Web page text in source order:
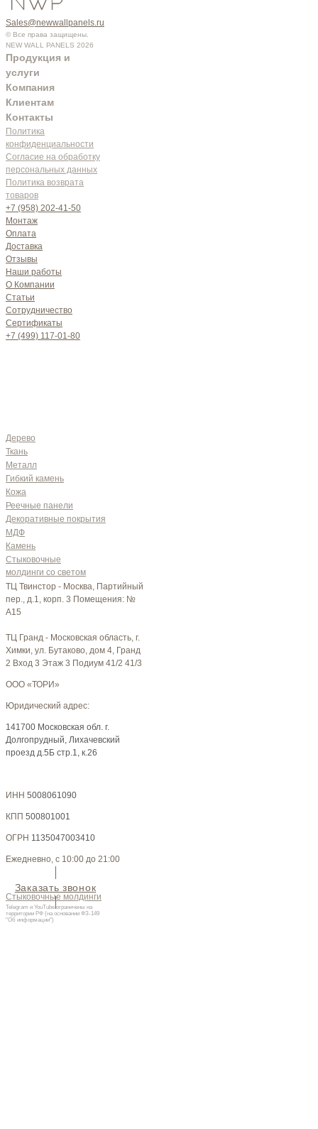
Sales@newwallpanels.ru
© Все права защищены.
NEW WALL PANELS 2026
Продукция и
услуги
Компания
Клиентам
Контакты
Политика
конфиденциальности
Согласие на обработку
персональных данных
Политика возврата
товаров
+7 (958) 202-41-50
Монтаж
Оплата
Доставка
Отзывы
Наши работы
О Компании
Статьи
Сотрудничество
Сертификаты
+7 (499) 117-01-80
Дерево
Ткань
Металл
Гибкий камень
Кожа
Реечные панели
Декоративные покрытия
МДФ
Камень
Стыковочные
молдинги со светом
ТЦ Твинстор - Москва, Партийный
пер., д.1, корп. 3 Помещения: №
A15
ТЦ Гранд - Московская область, г.
Химки, ул. Бутаково, дом 4, Гранд
2 Вход 3 Этаж 3 Подиум 41/2 41/3
ООО «ТОРИ»
Юридический адрес:
141700 Московская обл. г.
Долгопрудный, Лихачевский
проезд д.5Б стр.1, к.26
ИНН 5008061090
КПП 500801001
ОГРН 1135047003410
Ежедневно, с 10:00 до 21:00
Заказать звонок
Стыковочные молдинги
Telegram и YouTube ограничены на
территории РФ (на основании ФЗ-149
"Об информации")